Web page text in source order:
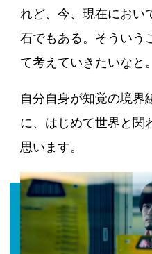
れど、今、現在におい
石でもある。そういう
て考えていきたいなと。
自分自身が知覚の境界
に、はじめて世界と関
思います。